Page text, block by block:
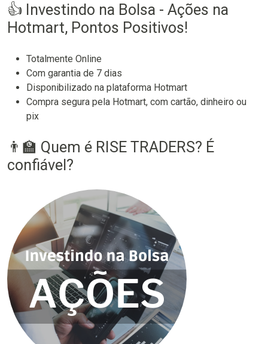
👍 Investindo na Bolsa - Ações na
Hotmart, Pontos Positivos!
Totalmente Online
Com garantia de 7 dias
Disponibilizado na plataforma Hotmart
Compra segura pela Hotmart, com cartão, dinheiro ou
pix
👨‍🏫 Quem é RISE TRADERS? É
confiável?